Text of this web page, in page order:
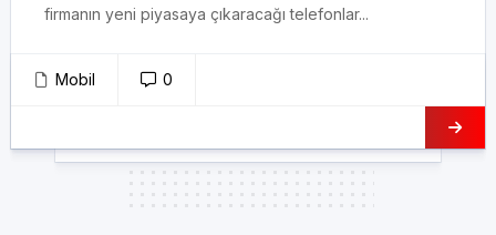
firmanın yeni piyasaya çıkaracağı telefonlar...
Mobil 0